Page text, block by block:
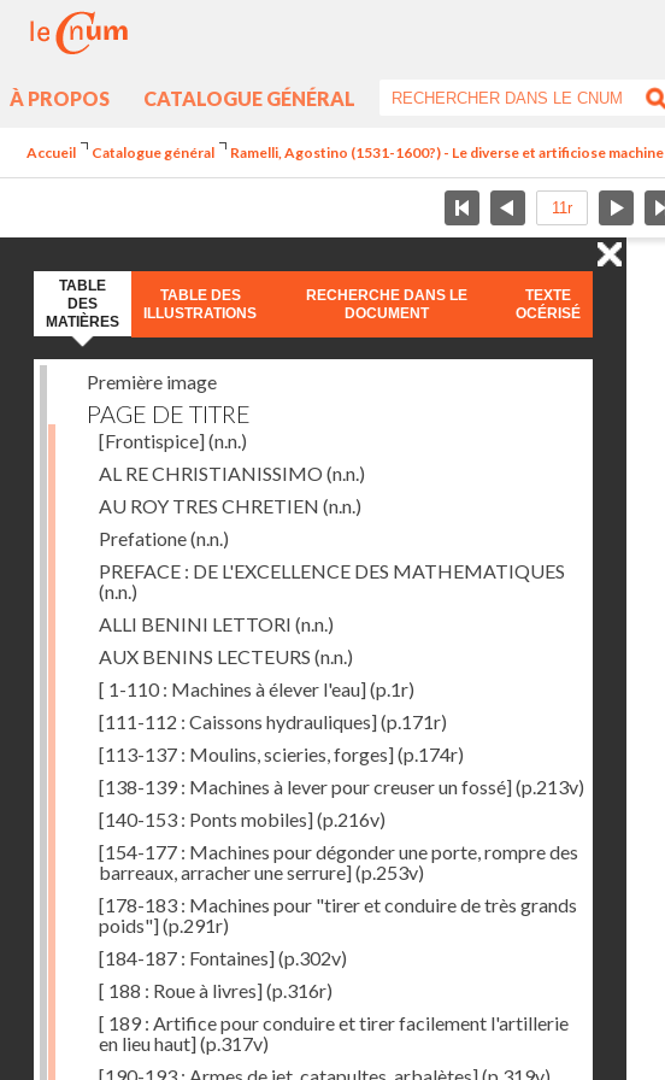
À PROPOS CATALOGUE GÉNÉRAL
Accueil Catalogue général Ramelli, Agostino (1531-1600?) - Le diverse et artificiose machine
TABLE
DES
MATIÈRES
TABLE DES
ILLUSTRATIONS
RECHERCHE DANS LE
DOCUMENT
TEXTE
OCÉRISÉ
Première image
PAGE DE TITRE
[Frontispice](n.n.)
AL RE CHRISTIANISSIMO (n.n.)
AU ROY TRES CHRETIEN (n.n.)
Prefatione(n.n.)
PREFACE : DE L'EXCELLENCE DES MATHEMATIQUES
(n.n.)
ALLI BENINI LETTORI (n.n.)
AUX BENINS LECTEURS (n.n.)
[ 1-110 : Machines à élever l'eau](p.1r)
[111-112 : Caissons hydrauliques](p.171r)
[113-137 : Moulins, scieries, forges](p.174r)
[138-139 : Machines à lever pour creuser un fossé](p.213v)
[140-153 : Ponts mobiles](p.216v)
[154-177 : Machines pour dégonder une porte, rompre des
barreaux, arracher une serrure](p.253v)
[178-183 : Machines pour "tirer et conduire de très grands
poids"](p.291r)
[184-187 : Fontaines](p.302v)
[ 188 : Roue à livres](p.316r)
[ 189 : Artifice pour conduire et tirer facilement l'artillerie
en lieu haut](p.317v)